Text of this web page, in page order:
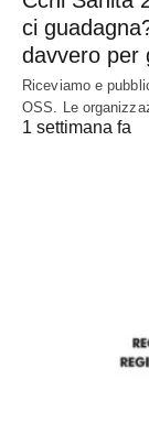
ci
davvero per
Riceviamo e
OSS. Le
1 settimana fa